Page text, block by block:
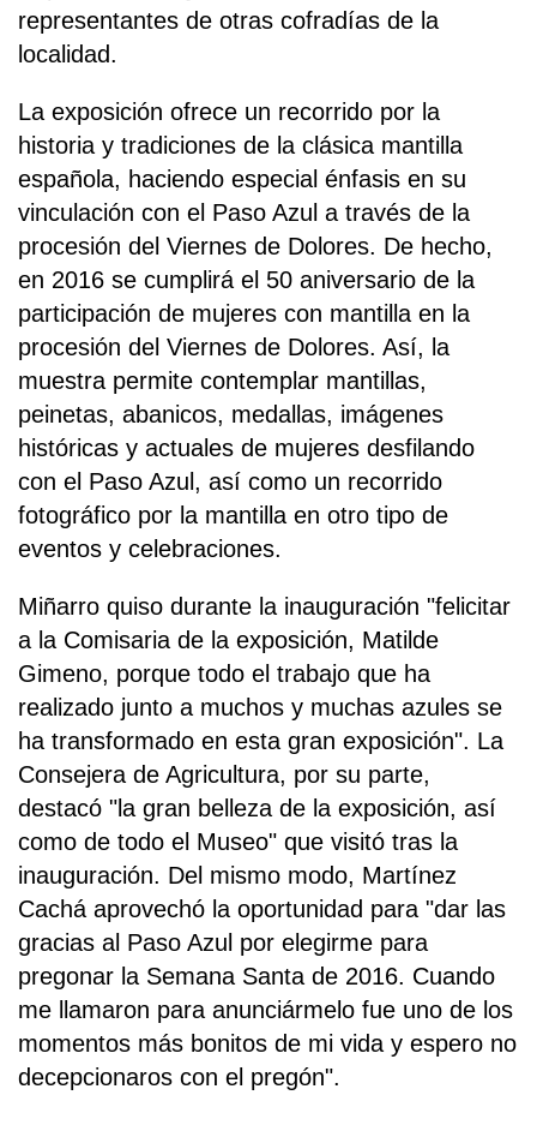
representantes de otras cofradías de la
localidad.
La exposición ofrece un recorrido por la
historia y tradiciones de la clásica mantilla
española, haciendo especial énfasis en su
vinculación con el Paso Azul a través de la
procesión del Viernes de Dolores. De hecho,
en 2016 se cumplirá el 50 aniversario de la
participación de mujeres con mantilla en la
procesión del Viernes de Dolores. Así, la
muestra permite contemplar mantillas,
peinetas, abanicos, medallas, imágenes
históricas y actuales de mujeres desfilando
con el Paso Azul, así como un recorrido
fotográfico por la mantilla en otro tipo de
eventos y celebraciones.
Miñarro quiso durante la inauguración "felicitar
a la Comisaria de la exposición, Matilde
Gimeno, porque todo el trabajo que ha
realizado junto a muchos y muchas azules se
ha transformado en esta gran exposición". La
Consejera de Agricultura, por su parte,
destacó "la gran belleza de la exposición, así
como de todo el Museo" que visitó tras la
inauguración. Del mismo modo, Martínez
Cachá aprovechó la oportunidad para "dar las
gracias al Paso Azul por elegirme para
pregonar la Semana Santa de 2016. Cuando
me llamaron para anunciármelo fue uno de los
momentos más bonitos de mi vida y espero no
decepcionaros con el pregón".